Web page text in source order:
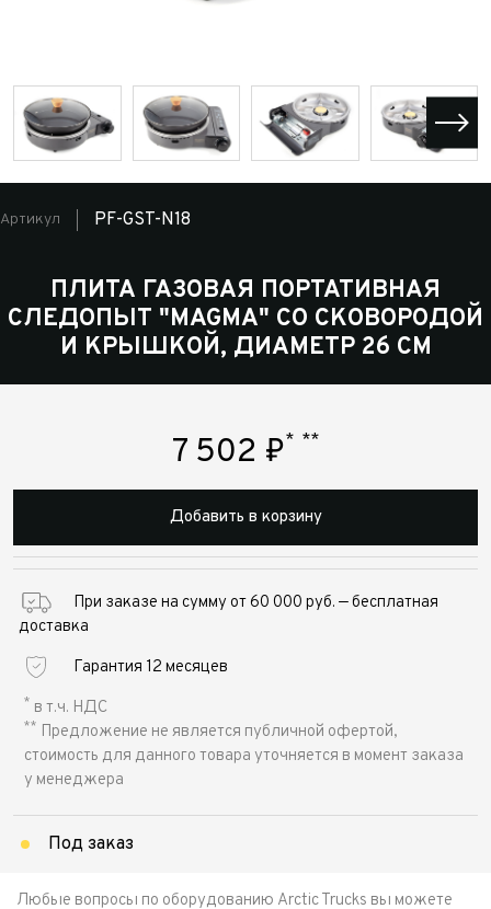
Артикул PF-GST-N18
ПЛИТА ГАЗОВАЯ ПОРТАТИВНАЯ
СЛЕДОПЫТ "MAGMA" СО СКОВОРОДОЙ
И КРЫШКОЙ, ДИАМЕТР 26 СМ
7 502 ₽* **
Добавить в корзину
При заказе на сумму от 60 000 руб. — бесплатная
доставка
Гарантия 12 месяцев
* в т.ч. НДС
** Предложение не является публичной офертой,
стоимость для данного товара уточняется в момент заказа
у менеджера
Под заказ
Любые вопросы по оборудованию Arctic Trucks вы можете